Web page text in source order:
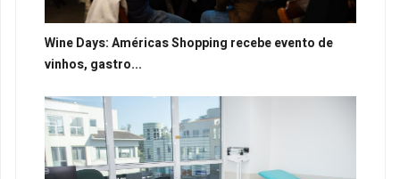
Wine Days: Américas Shopping recebe evento de
vinhos, gastro...